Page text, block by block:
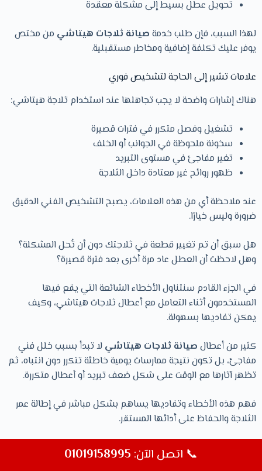
📞 اتصل الآن: 01019158995 📞 اتصل الآن: 01019158995
تحويل عطل بسيط إلى مشكلة معقدة
لهذا السبب، فإن طلب خدمة صيانة ثلاجات هيتاشي من مختص
يوفر عليك تكلفة إضافية ومخاطر مستقبلية.
علامات تشير إلى الحاجة لتشخيص فوري
هناك إشارات واضحة لا يجب تجاهلها عند استخدام ثلاجة هيتاشي:
تشغيل وفصل متكرر في فترات قصيرة
سخونة ملحوظة في الجوانب أو الخلف
تغير مفاجئ في مستوى التبريد
ظهور روائح غير معتادة داخل الثلاجة
عند ملاحظة أي من هذه العلامات، يصبح التشخيص الفني الدقيق
ضرورة وليس خيارًا.
هل سبق أن تم تغيير قطعة في ثلاجتك دون أن تُحل المشكلة؟
وهل لاحظت أن العطل عاد مرة أخرى بعد فترة قصيرة؟
في الجزء القادم سنتناول الأخطاء الشائعة التي يقع فيها
المستخدمون أثناء التعامل مع أعطال ثلاجات هيتاشي، وكيف
يمكن تفاديها بسهولة.
كثير من أعطال صيانة ثلاجات هيتاشي لا تبدأ بسبب خلل فني
مفاجئ، بل تكون نتيجة ممارسات يومية خاطئة تتكرر دون انتباه، ثم
تظهر آثارها مع الوقت على شكل ضعف تبريد أو أعطال متكررة.
فهم هذه الأخطاء وتفاديها يساهم بشكل مباشر في إطالة عمر
الثلاجة والحفاظ على أدائها المستقر.
تحميل الثلاجة بأكثر من طاقتها